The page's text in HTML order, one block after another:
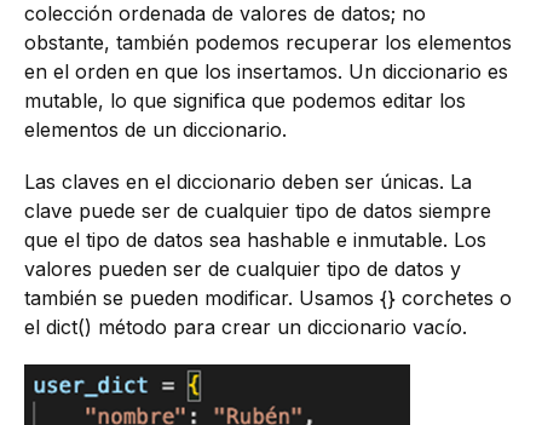
colección ordenada de valores de datos; no
obstante, también podemos recuperar los elementos
en el orden en que los insertamos. Un diccionario es
mutable, lo que significa que podemos editar los
elementos de un diccionario.
Las claves en el diccionario deben ser únicas. La
clave puede ser de cualquier tipo de datos siempre
que el tipo de datos sea hashable e inmutable. Los
valores pueden ser de cualquier tipo de datos y
también se pueden modificar. Usamos {} corchetes o
el dict() método para crear un diccionario vacío.